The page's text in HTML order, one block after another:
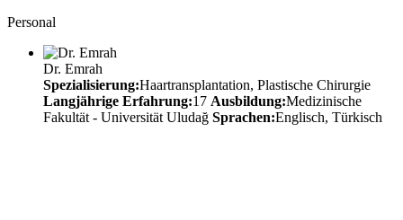
Personal
Dr. Emrah
Spezialisierung:Haartransplantation, Plastische Chirurgie
Langjährige Erfahrung:17 Ausbildung:Medizinische
Fakultät - Universität Uludağ Sprachen:Englisch, Türkisch